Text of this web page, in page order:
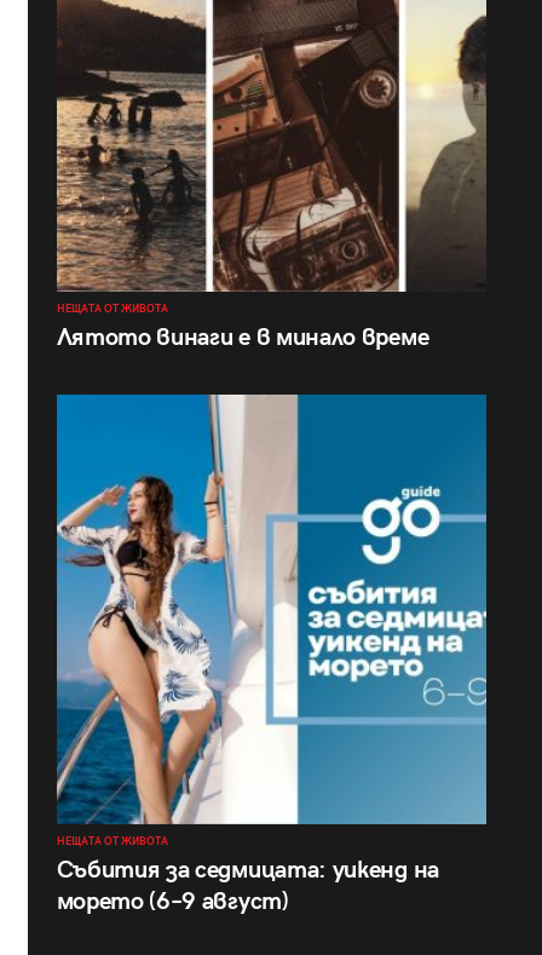
НЕЩАТА ОТ ЖИВОТА
Лятото винаги е в минало време
НЕЩАТА ОТ ЖИВОТА
Събития за седмицата: уикенд на
морето (6–9 август)